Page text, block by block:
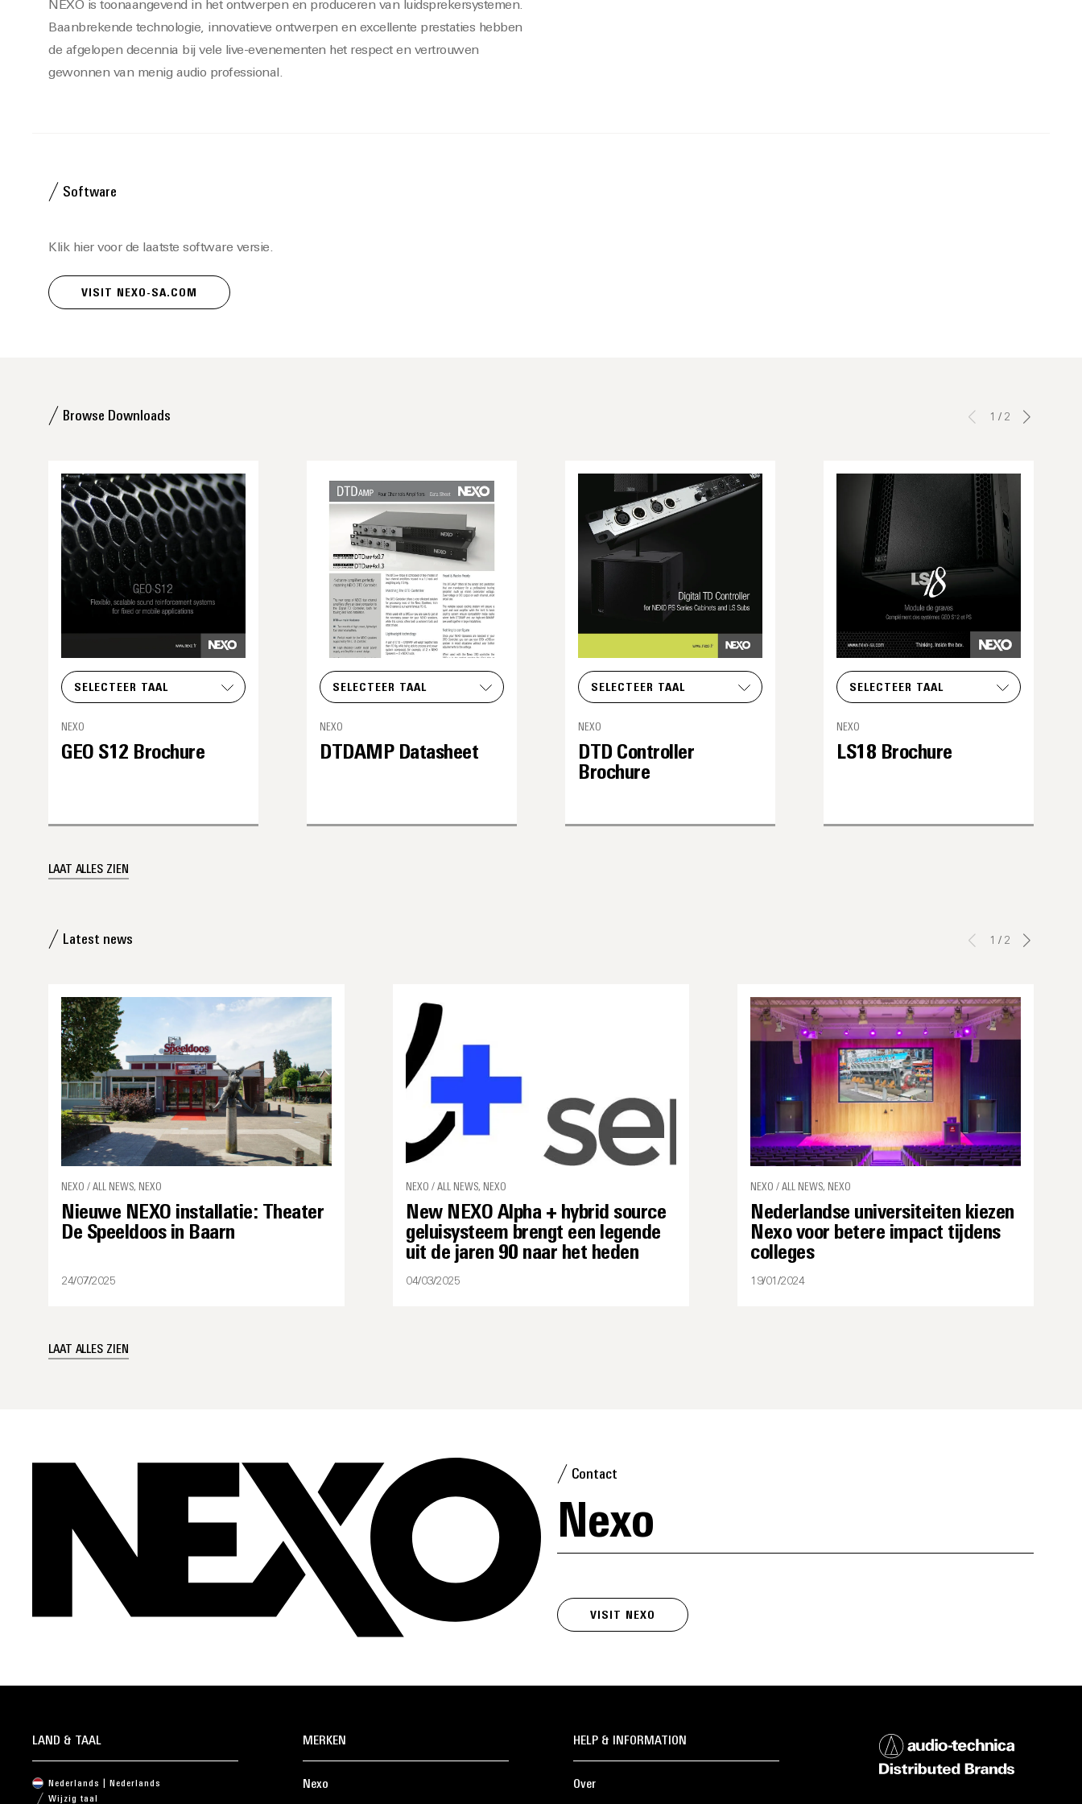
NEXO is toonaangevend in het ontwerpen en produceren van luidsprekersystemen.
Baanbrekende technologie, innovatieve ontwerpen en excellente prestaties hebben
de afgelopen decennia bij vele live-evenementen het respect en vertrouwen
gewonnen van menig audio professional.
Software
Klik hier voor de laatste software versie.
VISIT NEXO-SA.COM
Browse Downloads
SELECTEER TAAL
NEXO
GEO S12 Brochure
SELECTEER TAAL
NEXO
DTDAMP Datasheet
SELECTEER TAAL
NEXO
DTD Controller
Brochure
SELECTEER TAAL
NEXO
LS18 Brochure
1 / 2
LAAT ALLES ZIEN
Latest news
NEXO / ALL NEWS, NEXO
Nieuwe NEXO installatie: Theater
De Speeldoos in Baarn
24/07/2025
NEXO / ALL NEWS, NEXO
New NEXO Alpha + hybrid source
geluisysteem brengt een legende
uit de jaren 90 naar het heden
04/03/2025
NEXO / ALL NEWS, NEXO
Nederlandse universiteiten kiezen
Nexo voor betere impact tijdens
colleges
19/01/2024
1 / 2
LAAT ALLES ZIEN
Contact
Nexo
VISIT NEXO
MERKEN
Nexo
HELP & INFORMATION
Over
LAND & TAAL
Nederlands | Nederlands
Wijzig taal